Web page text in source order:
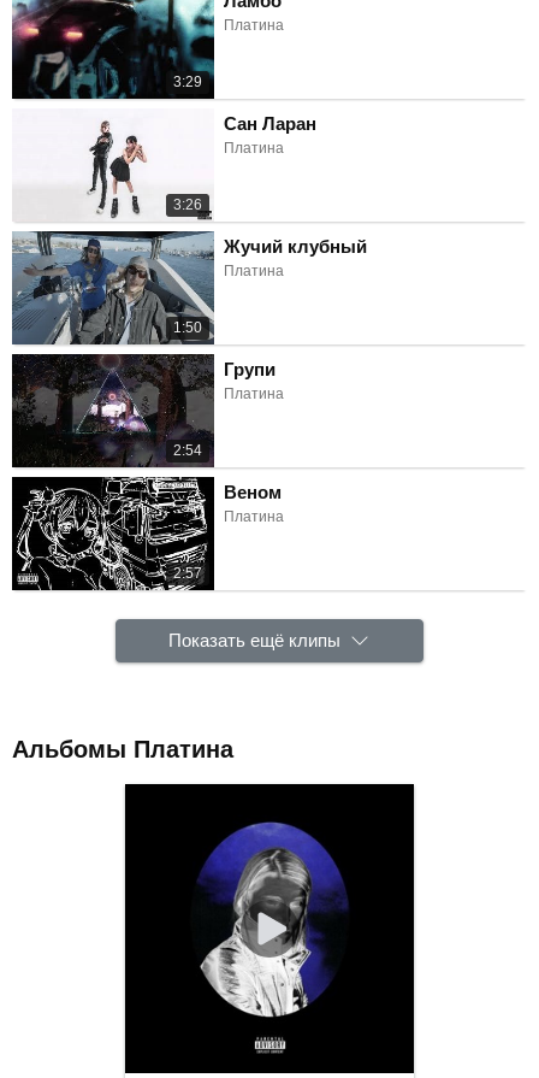
3:29
Платина
3:26
Сан Ларан
Платина
1:50
Жучий клубный
Платина
2:54
Групи
Платина
2:57
Веном
Платина
Показать ещё клипы
Альбомы Платина